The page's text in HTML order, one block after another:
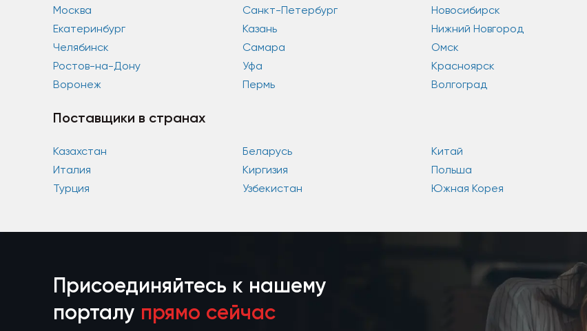
Москва Санкт-Петербург
Новосибирск
Екатеринбург
Казань
Нижний Новгород
Челябинск
Самара
Омск
Ростов-на-Дону
Уфа
Красноярск
Воронеж
Пермь Волгоград
Поставщики в странах
Казахстан Беларусь
Китай
Италия
Киргизия
Польша
Турция
Узбекистан Южная Корея
Присоединяйтесь к нашему
порталу прямо сейчас